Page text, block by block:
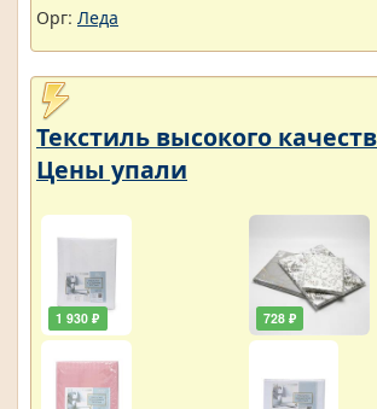
Орг: Леда
Текстиль высокого
Цены упали
1 930 ₽ 728 ₽